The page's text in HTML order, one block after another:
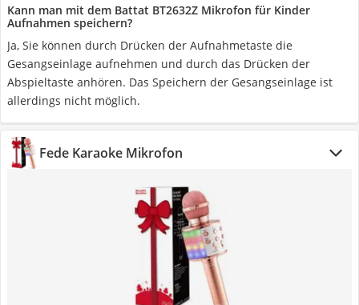
Kann man mit dem Battat BT2632Z Mikrofon für Kinder
Aufnahmen speichern?
Ja, Sie können durch Drücken der Aufnahmetaste die
Gesangseinlage aufnehmen und durch das Drücken der
Abspieltaste anhören. Das Speichern der Gesangseinlage ist
allerdings nicht möglich.
Fede Karaoke Mikrofon